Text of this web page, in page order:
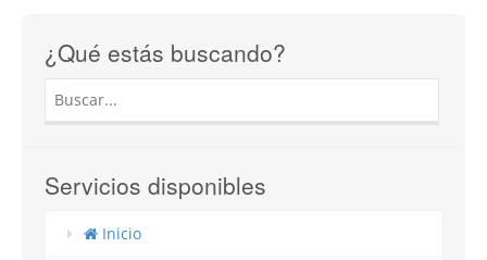
¿Qué estás buscando?
Servicios disponibles
Inicio